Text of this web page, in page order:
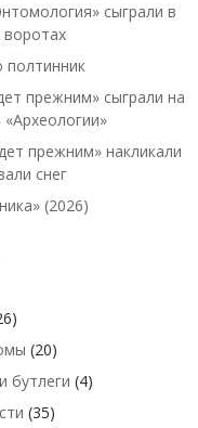
сыграли в
воротах
полтинник
прежним» сыграли на
прежним» накликали
снег
(2026)
(20)
бутлеги (4)
(35)